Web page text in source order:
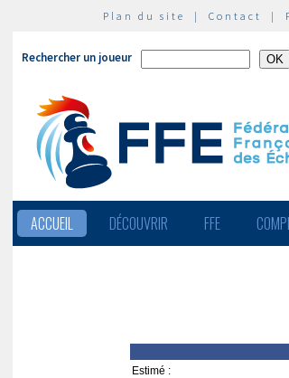
Plan du site | Contact |
Rechercher un joueur
ACCUEIL DÉCOUVRIR FFE
Estimé :